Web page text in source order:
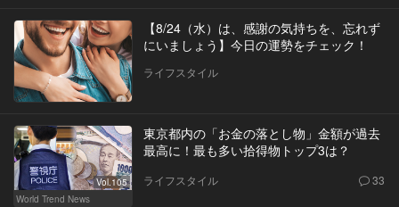
【8/24（水）は、感謝の気持ちを、忘れず
にいましょう】今日の運勢をチェック！
ライフスタイル
Vol.105
World Trend News
東京都内の「お金の落とし物」金額が過去
最高に！最も多い拾得物トップ3は？
ライフスタイル 33